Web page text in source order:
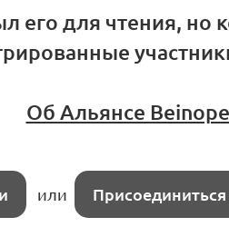
его для чтения, но
Об Альянсе
или Присоединиться